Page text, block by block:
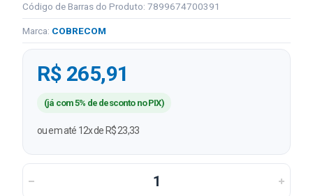
Código de Barras do Produto: 7899674700391
Marca: COBRECOM
R$ 265,91
(já com 5% de desconto no PIX)
ou em até 12x de R$ 23,33